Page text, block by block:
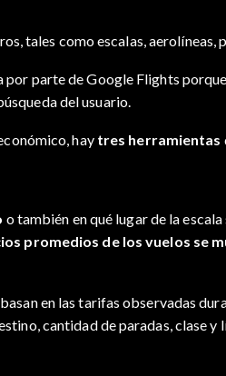
tales como escalas,
parte de Google Flights
del usuario.
hay tres herramientas
o también en qué lugar de la
promedios de los vuelos se
en las tarifas observadas
cantidad de paradas, clase y